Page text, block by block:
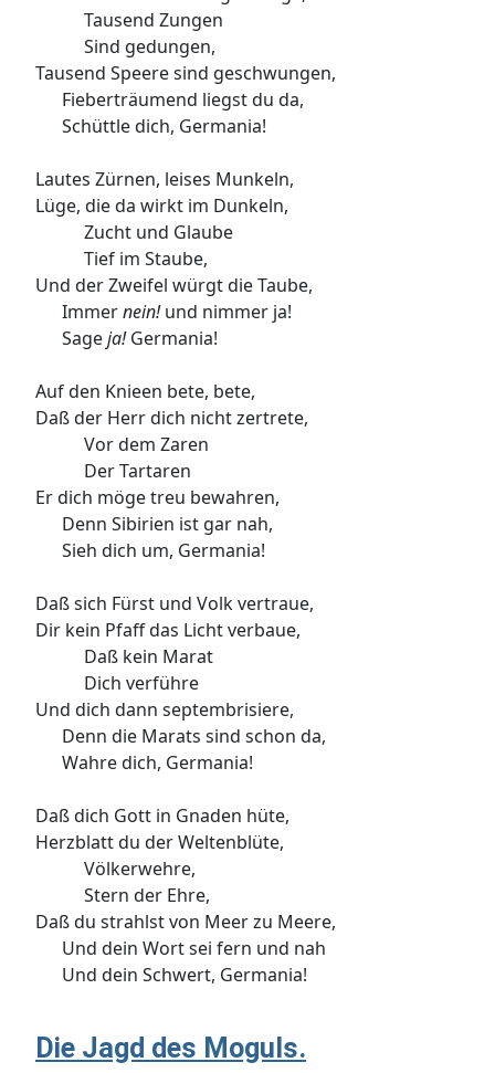
Tausend Zungen
Sind gedungen,
Tausend Speere sind geschwungen,
Fieberträumend liegst du da,
Schüttle dich, Germania!
Lautes Zürnen, leises Munkeln,
Lüge, die da wirkt im Dunkeln,
Zucht und Glaube
Tief im Staube,
Und der Zweifel würgt die Taube,
Immernein!und nimmer ja!
Sageja!Germania!
Auf den Knieen bete, bete,
Daß der Herr dich nicht zertrete,
Vor dem Zaren
Der Tartaren
Er dich möge treu bewahren,
Denn Sibirien ist gar nah,
Sieh dich um, Germania!
Daß sich Fürst und Volk vertraue,
Dir kein Pfaff das Licht verbaue,
Daß kein Marat
Dich verführe
Und dich dann septembrisiere,
Denn die Marats sind schon da,
Wahre dich, Germania!
Daß dich Gott in Gnaden hüte,
Herzblatt du der Weltenblüte,
Völkerwehre,
Stern der Ehre,
Daß du strahlst von Meer zu Meere,
Und dein Wort sei fern und nah
Und dein Schwert, Germania!
Die Jagd des Moguls.